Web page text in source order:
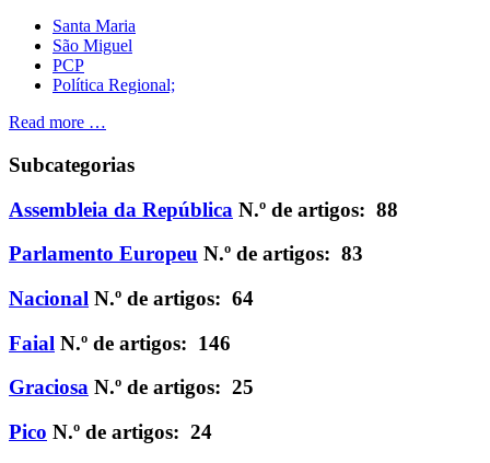
Santa Maria
São Miguel
PCP
Política Regional;
Read more …
Subcategorias
Assembleia da República N.º de artigos: 88
Parlamento Europeu N.º de artigos: 83
Nacional N.º de artigos: 64
Faial N.º de artigos: 146
Graciosa N.º de artigos: 25
Pico N.º de artigos: 24